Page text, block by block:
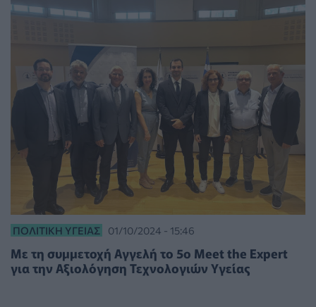
ΠΟΛΙΤΙΚΉ ΥΓΕΊΑΣ 01/10/2024 - 15:46
Με τη συμμετοχή Αγγελή το 5ο Meet the Expert
για την Αξιολόγηση Τεχνολογιών Υγείας